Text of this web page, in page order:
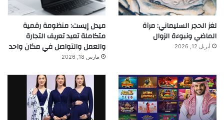
لغز الحجر السليماني: مرآة
الماضي ونبوءة الزوال
أبريل 12, 2026
ميدل إيست: منظومة رقمية
متكاملة تعيد تعريف التجارة
والعمل والتواصل في مكان واحد
مارس 18, 2026